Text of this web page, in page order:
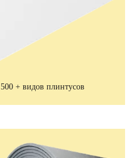
500 + видов плинтусов